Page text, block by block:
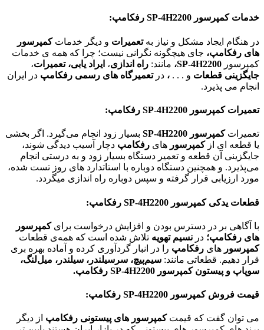
خدمات کمپرسور SP-4H2200 رفکامپ:
در هنگام ایجاد مشکل و نیاز بهتعمیرات و دیگر خدماتکمپرسور
های رفکامپ، جای هیچگونه نگرانی نیست؛ چرا که همه ی خدمات
کمپرسور SP-4H2200، مانند: راه اندازی، ایراد یابی،تعمیرات،
جایگزینی قطعات و . . . ، درتعمیرگاه های رسمی رفکامپ در ایران
انجام می پذیرد.
تعمیرات کمپرسور SP-4H2200 رفکامپ:
تعمیراتکمپرسور SP-4H2200
بسیار زود انجام می‌گیرد. اگر بخشی
یا قطعه ای ازکمپرسور های رفکامپ دچار آسیب دیدگی شوند،
جایگزینی آن قطعه و تعمیر دستگاه بسیار زود و به درستی انجام
می‌پذیرد. و همچنین دستگاه دوباره با استاتدارد های روز تست شده،
مورد ارزیابی قرار گرفته و سپس دوباره راه اندازی میگردد.
قطعات یدکی کمپرسور SP-4H2200 رفکامپ:
با آگاهی بر در دسترس بودن و افزایش درخواست برایکمپرسور
های رفکامپ؛ در نسیم تهویه تلاش شده است که همه‌ی قطعات
کمپرسور های رفکامپ را در انبار گردآوری کرده و آماده بهره بری
قرار دهیم. قطعاتی مانند: سیم‌پیچ، سرسیلندر، سیلندر، میل‌لنگ،
سوپاپ و پیستون کمپرسور SP-4H2200 رفکامپ.
قیمت فروش کمپرسور SP-4H2200 رفکامپ:
می توان گفت که قیمتکمپرسور های پیستونی رفکامپ از دیگر